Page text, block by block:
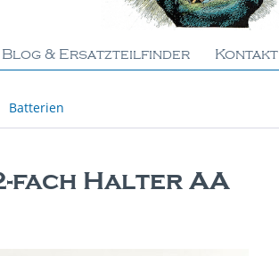
Blog & Ersatzteilfinder Kontakt
Batterien
fach Halter AA